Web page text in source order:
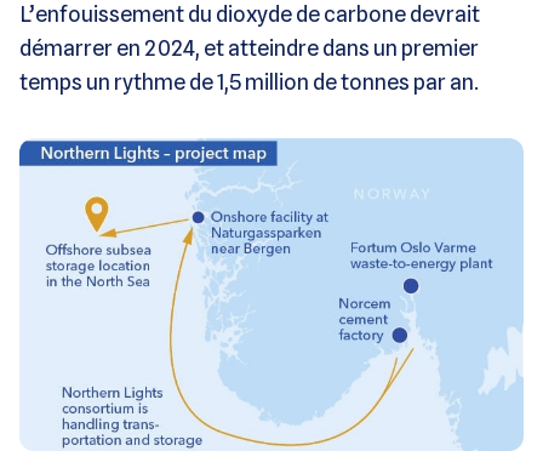
L’enfouissement du dioxyde de carbone devrait
démarrer en 2024, et atteindre dans un premier
temps un rythme de 1,5 million de tonnes par an.